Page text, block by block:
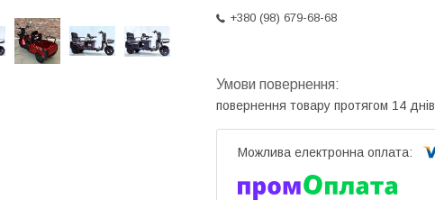
+380 (98) 679-68-68
повернення товару протягом 14 днів